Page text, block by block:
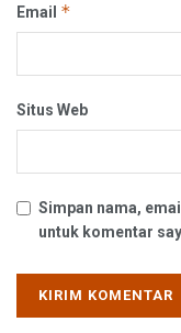
Email *
Situs Web
Simpan nama,
untuk komentar